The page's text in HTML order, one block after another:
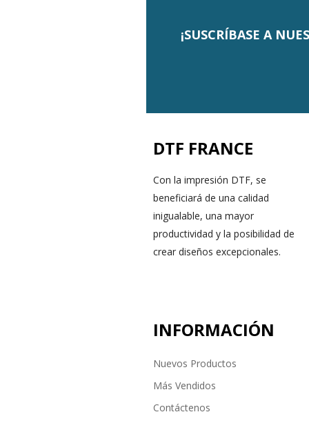
¡SUSCRÍBASE A
DTF FRANCE
Con la impresión DTF, se
beneficiará de una calidad
inigualable, una mayor
productividad y la posibilidad de
crear diseños excepcionales.
INFORMACIÓN
Nuevos Productos
Más Vendidos
Contáctenos